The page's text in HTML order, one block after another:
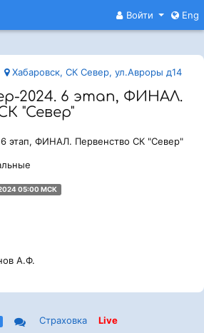
Войти Eng
Хабаровск, СК Север, ул.Авроры д14
2024. 6 этап, ФИНАЛ.
"Север"
этап, ФИНАЛ. Первенство СК "Север"
05:00 МСК
А.Ф.
Страховка Live